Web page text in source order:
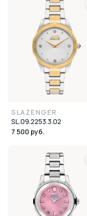
SLAZENGER
SL.09.2253.3.02
7 500 руб.